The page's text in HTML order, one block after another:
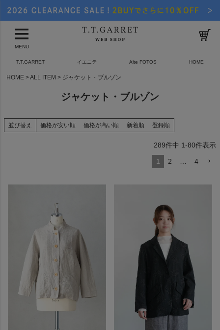
MENU
T.T.GARRET イエニテ Alte FOTOS HOME
HOME ALL ITEM ジャケット・ブルゾン
ジャケット・ブルゾン
並び替え 価格が安い順 価格が高い順 新着順 登録順
289件中 1-80件表示
1 2 … 4